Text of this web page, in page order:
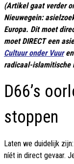
(Artikel gaat verder
Nieuwegein:
Europa. Dit moet
moet DIRECT een
Cultuur onder Vuuren
radicaal-islamitische
D66’s
stoppen
Laten we duidelijk
níét in direct gevaar.